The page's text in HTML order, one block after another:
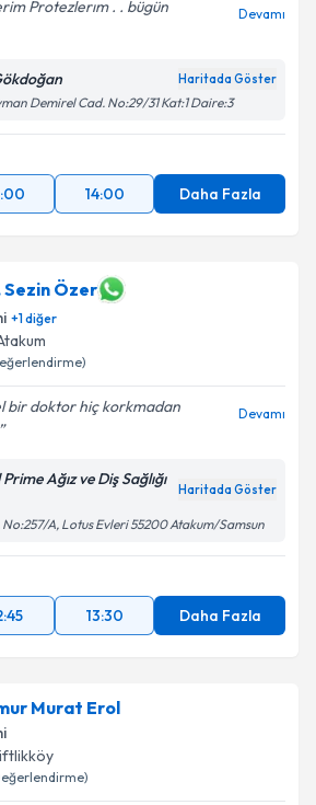
Protezlerım . . bügün
Devamı
Haritada Göster
Demirel Cad. No:29/31 Kat:1 Daire:3
14:00 Daha Fazla
Sezin Özer
+1diğer
bir doktor hiç korkmadan
Devamı
Ağız ve Diş Sağlığı
Haritada Göster
A, Lotus Evleri 55200 Atakum/Samsun
13:30 Daha Fazla
Murat Erol